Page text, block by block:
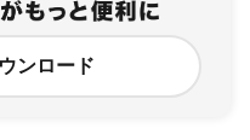
ンロード